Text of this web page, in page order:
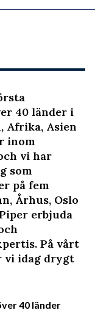
40 länder i
Afrika, Asien
inom
vi har
som
på fem
Århus, Oslo
erbjuda
På vårt
vi idag drygt
40 länder